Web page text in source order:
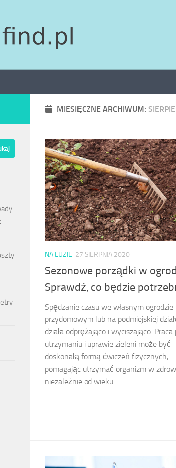
MIESIĘCZNE ARCHIWUM:
NA LUZIE 27 SIERPNIA 2020
Sezonowe porządki w
Sprawdź, co będzie
Spędzanie czasu we własnym ogrodzie
przydomowym lub na podmiejskiej
działa odprężająco i wyciszająco. Praca
utrzymaniu i uprawie zieleni może być
doskonałą formą ćwiczeń fizycznych,
pomagając utrzymać organizm w
niezależnie od wieku....